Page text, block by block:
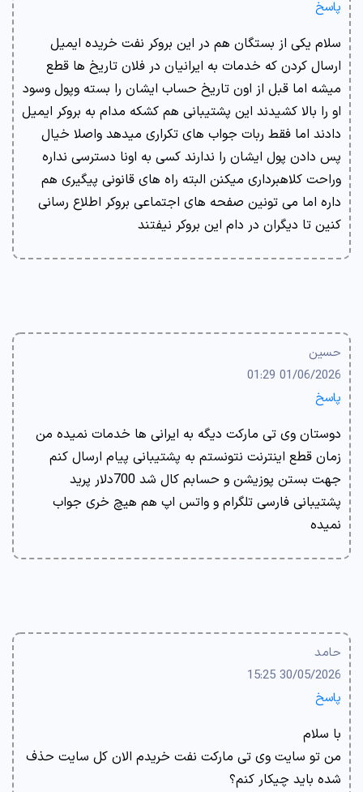
پاسخ
سلام یکی از بستگان هم در این بروکر نفت خریده ایمیل
ارسال کردن که خدمات به ایرانیان در فلان تاریخ ها قطع
میشه اما قبل از اون تاریخ حساب ایشان را بسته وپول وسود
او را بالا کشیدند این پشتیبانی هم کشکه مدام به بروکر ایمیل
دادند اما فقط ربات جواب های تکراری میدهد واصلا خیال
پس دادن پول ایشان را ندارند کسی به اونا دسترسی نداره
وراحت کلاهبرداری میکنن البته راه های قانونی پیگیری هم
داره اما می تونین صفحه های اجتماعی بروکر اطلاع رسانی
کنین تا دیگران در دام این بروکر نیفتند
حسین
01/06/2026 01:29
پاسخ
دوستان وی تی مارکت دیگه به ایرانی ها خدمات نمیده من
زمان قطع اینترنت نتونستم به پشتیبانی پیام ارسال کنم
جهت بستن پوزیشن و حسابم کال شد 700دلار پرید
پشتیبانی فارسی تلگرام و واتس اپ هم هیچ خری جواب
نمیده
حامد
30/05/2026 15:25
پاسخ
با سلام
من تو سایت وی تی مارکت نفت خریدم الان کل سایت حذف
شده باید چیکار کنم؟